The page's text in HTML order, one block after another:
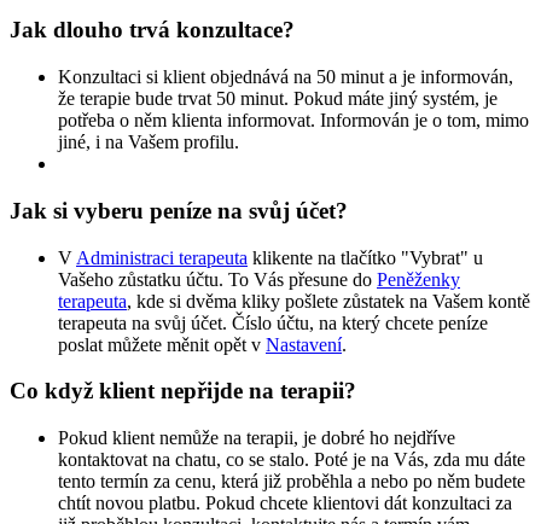
Jak dlouho trvá konzultace?
Konzultaci si klient objednává na 50 minut a je informován,
že terapie bude trvat 50 minut. Pokud máte jiný systém, je
potřeba o něm klienta informovat. Informován je o tom, mimo
jiné, i na Vašem profilu.
Jak si vyberu peníze na svůj účet?
V Administraci terapeuta klikente na tlačítko "Vybrat" u
Vašeho zůstatku účtu. To Vás přesune do Peněženky
terapeuta, kde si dvěma kliky pošlete zůstatek na Vašem kontě
terapeuta na svůj účet. Číslo účtu, na který chcete peníze
poslat můžete měnit opět v Nastavení.
Co když klient nepřijde na terapii?
Pokud klient nemůže na terapii, je dobré ho nejdříve
kontaktovat na chatu, co se stalo. Poté je na Vás, zda mu dáte
tento termín za cenu, která již proběhla a nebo po něm budete
chtít novou platbu. Pokud chcete klientovi dát konzultaci za